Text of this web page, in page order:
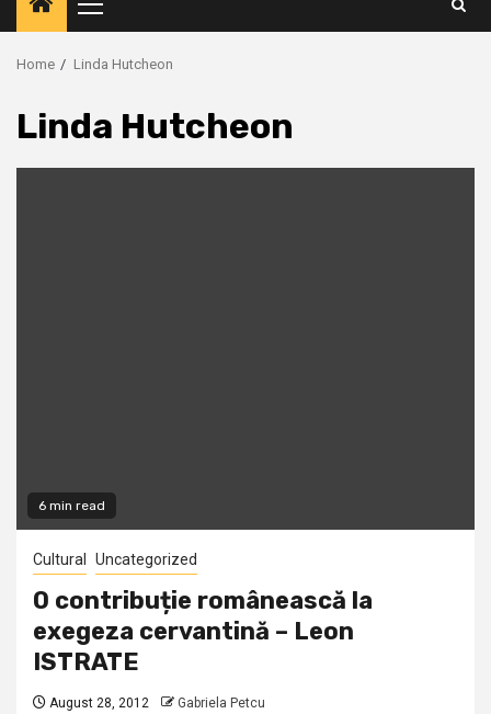
Primary
Menu
Home Linda Hutcheon
Linda Hutcheon
6 min read
Cultural Uncategorized
O contribuție românească la
exegeza cervantină – Leon
ISTRATE
August 28, 2012 Gabriela Petcu